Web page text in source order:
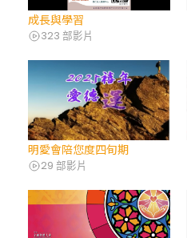
成長與學習
323 部影片
明愛會陪您度四旬期
29 部影片